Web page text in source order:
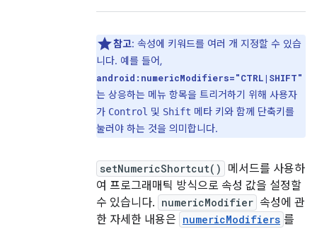
참고: 속성에 키워드를 여러 개 지정할 수 있습
니다. 예를 들어,
android:numericModifiers="CTRL|SHIFT"
는 상응하는 메뉴 항목을 트리거하기 위해 사용자
가 Control 및 Shift 메타 키와 함께 단축키를
눌러야 하는 것을 의미합니다.
setNumericShortcut()
메서드를 사용하
여 프로그래매틱 방식으로 속성 값을 설정할
수 있습니다. numericModifier 속성에 관
한 자세한 내용은 numericModifiers 를